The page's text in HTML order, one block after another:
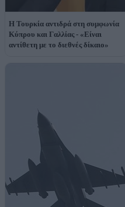
Η Τουρκία αντιδρά στη συμφωνία
Κύπρου και Γαλλίας - «Είναι
αντίθετη με το διεθνές δίκαιο»